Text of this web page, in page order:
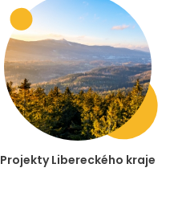
Projekty Libereckého kraje